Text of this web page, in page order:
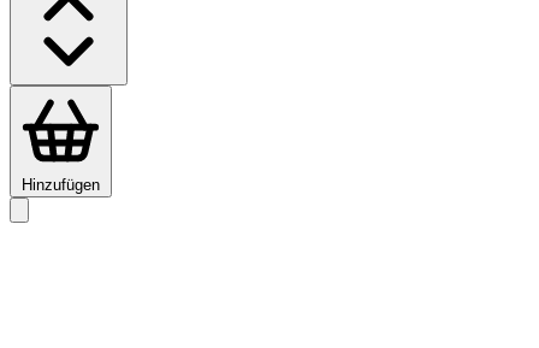
Hinzufügen